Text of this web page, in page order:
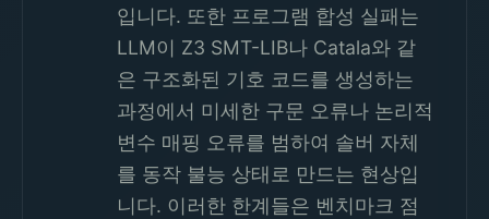
입니다. 또한 프로그램 합성 실패는
LLM이 Z3 SMT-LIB나 Catala와 같
은 구조화된 기호 코드를 생성하는
과정에서 미세한 구문 오류나 논리적
변수 매핑 오류를 범하여 솔버 자체
를 동작 불능 상태로 만드는 현상입
니다. 이러한 한계들은 벤치마크 점